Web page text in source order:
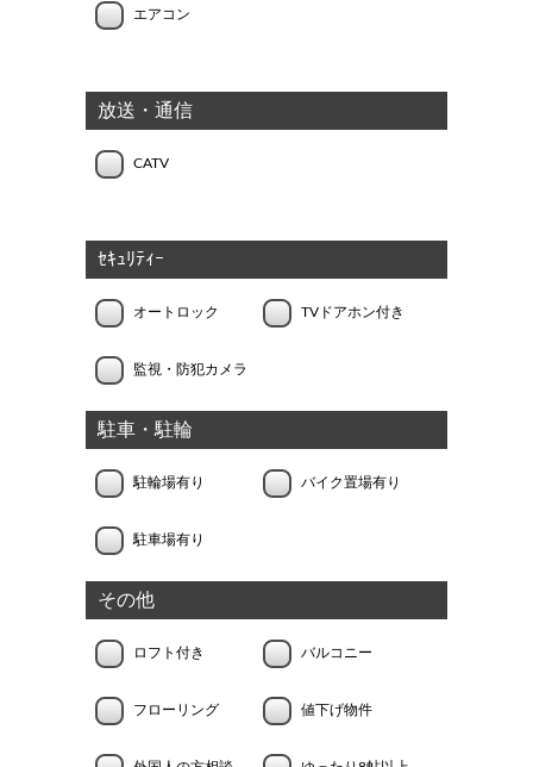
エアコン
放送・通信
CATV
ｾｷｭﾘﾃｨｰ
オートロック TVドアホン付き
監視・防犯カメラ
駐車・駐輪
駐輪場有り バイク置場有り
駐車場有り
その他
ロフト付き バルコニー
フローリング 値下げ物件